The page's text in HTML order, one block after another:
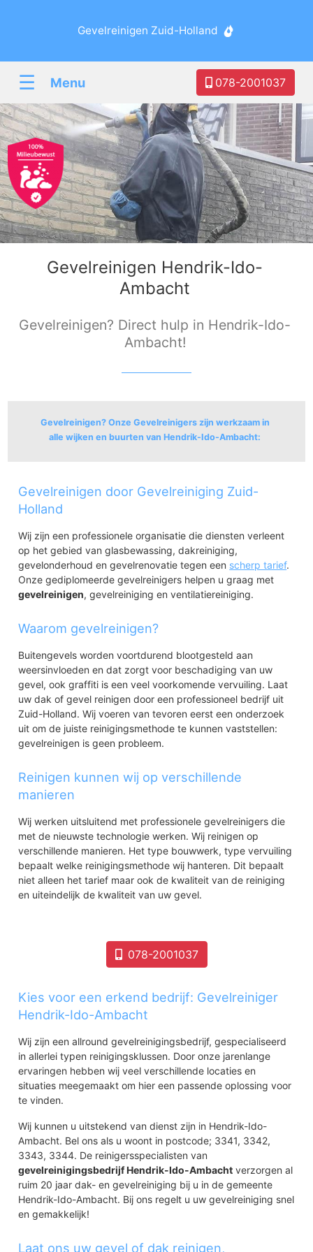
Gevelreinigen Zuid-Holland
☰ Menu 078-2001037
Gevelreinigen Hendrik-Ido-
Ambacht
Gevelreinigen? Direct hulp in Hendrik-Ido-
Ambacht!
Gevelreinigen? Onze Gevelreinigers zijn werkzaam in
alle wijken en buurten van Hendrik-Ido-Ambacht:
Dorp
Oostendam
De Oevers
Antoniapolder
Noordoevers
De Volgerlanden
Volgerlanden-Oost
Krommeweg
Krommeweg-Noord
Krommeweg-Zuid
De Sandeling
Ambachtszone
Sandelingen-Ambacht
Sandelingen-Ambacht
Gevelreinigen door Gevelreiniging Zuid-
Holland
Wij zijn een professionele organisatie die diensten verleent
op het gebied van glasbewassing, dakreiniging,
gevelonderhoud en gevelrenovatie tegen een scherp tarief.
Onze gediplomeerde gevelreinigers helpen u graag met
gevelreinigen, gevelreiniging en ventilatiereiniging.
Waarom gevelreinigen?
Buitengevels worden voortdurend blootgesteld aan
weersinvloeden en dat zorgt voor beschadiging van uw
gevel, ook graffiti is een veel voorkomende vervuiling. Laat
uw dak of gevel reinigen door een professioneel bedrijf uit
Zuid-Holland. Wij voeren van tevoren eerst een onderzoek
uit om de juiste reinigingsmethode te kunnen vaststellen:
gevelreinigen is geen probleem.
Reinigen kunnen wij op verschillende
manieren
Wij werken uitsluitend met professionele gevelreinigers die
met de nieuwste technologie werken. Wij reinigen op
verschillende manieren. Het type bouwwerk, type vervuiling
bepaalt welke reinigingsmethode wij hanteren. Dit bepaalt
niet alleen het tarief maar ook de kwaliteit van de reiniging
en uiteindelijk de kwaliteit van uw gevel.
078-2001037
Kies voor een erkend bedrijf: Gevelreiniger
Hendrik-Ido-Ambacht
Wij zijn een allround gevelreinigingsbedrijf, gespecialiseerd
in allerlei typen reinigingsklussen. Door onze jarenlange
ervaringen hebben wij veel verschillende locaties en
situaties meegemaakt om hier een passende oplossing voor
te vinden.
Wij kunnen u uitstekend van dienst zijn in Hendrik-Ido-
Ambacht. Bel ons als u woont in postcode; 3341, 3342,
3343, 3344. De reinigersspecialisten van
gevelreinigingsbedrijf Hendrik-Ido-Ambacht verzorgen al
ruim 20 jaar dak- en gevelreiniging bij u in de gemeente
Hendrik-Ido-Ambacht. Bij ons regelt u uw gevelreiniging snel
en gemakkelijk!
Laat ons uw gevel of dak reinigen,